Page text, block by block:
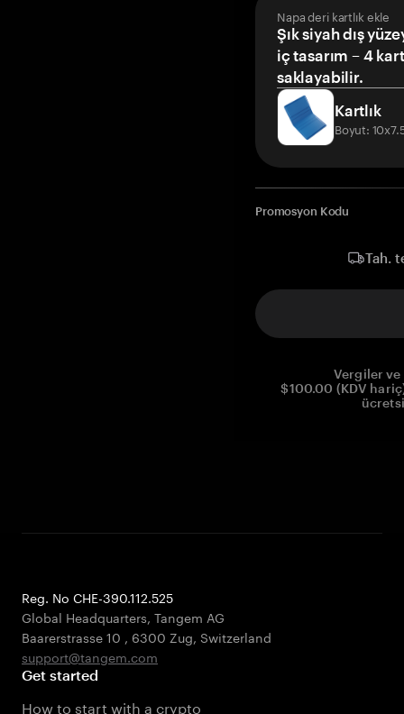
Napa deri kartlık ekle
Şık siyah dış
iç tasarım – 4
saklayabilir.
Kartlık
Boyut:
Promosyon Kodu
Tah.
Vergiler
$100.00 (KDV
Reg. No CHE-390.112.525
Global Headquarters, Tangem AG
Baarerstrasse 10 , 6300 Zug, Switzerland
support@tangem.com
Get started
How to start with a crypto